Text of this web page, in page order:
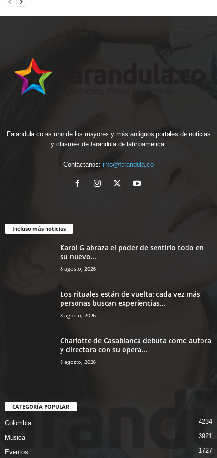
Farandula.co es uno de los mayores y más antiguos portales de noticias
y chismes de farándula de latinoamérica.
Contáctanos: info@farandula.co
Incluso más noticias
Karol G abraza el poder de sentirlo todo en
su nuevo...
8 agosto, 2026
Los rituales están de vuelta: cada vez más
personas buscan experiencias...
8 agosto, 2026
Charlotte de Casabianca debuta como autora
y directora con su ópera...
8 agosto, 2026
CATEGORÍA POPULAR
Colombia 4234
Musica 3921
Eventos 1727